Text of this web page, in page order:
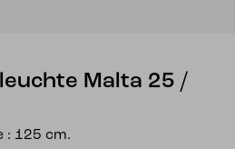
Malta 25 /
: 125 cm.